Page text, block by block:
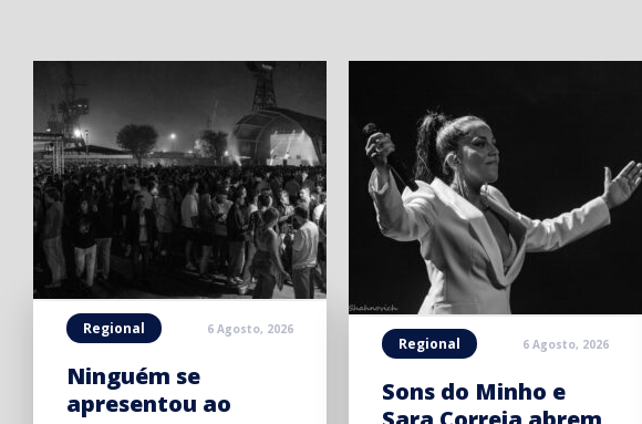
Regional 6 Agosto, 2026
Ninguém se
apresentou ao
Regional 6 Agosto, 2026
Sons do Minho e